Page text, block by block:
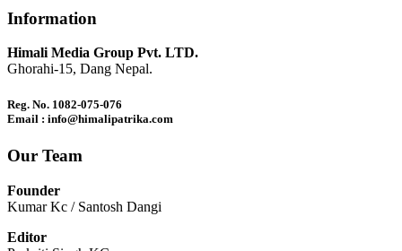
Information
Himali Media Group Pvt. LTD.
Ghorahi-15, Dang Nepal.
Reg. No. 1082-075-076
Email : info@himalipatrika.com
Our Team
Founder
Kumar Kc / Santosh Dangi
Editor